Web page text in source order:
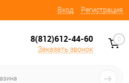
Вход Регистрация
8(812)612-44-60
Заказать звонок
0